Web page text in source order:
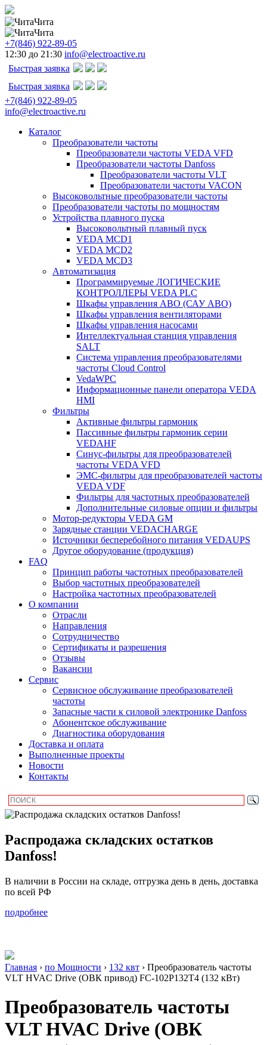
Чита
Чита
+7(846) 922-89-05
12:30 до 21:30 info@electroactive.ru
Быстрая заявка
Быстрая заявка
+7(846) 922-89-05
info@electroactive.ru
Каталог
Преобразователи частоты
Преобразователи частоты VEDA VFD
Преобразователи частоты Danfoss
Преобразователи частоты VLT
Преобразователи частоты VACON
Высоковольтные преобразователи частоты
Преобразователи частоты по мощностям
Устройства плавного пуска
Высоковольтный плавный пуск
VEDA MCD1
VEDA MCD2
VEDA MCD3
Автоматизация
Программируемые ЛОГИЧЕСКИЕ
КОНТРОЛЛЕРЫ VEDA PLC
Шкафы управления АВО (САУ АВО)
Шкафы управления вентиляторами
Шкафы управления насосами
Интеллектуальная станция управления
SALT
Система управления преобразователями
частоты Cloud Control
VedaWPC
Информационные панели оператора VEDA
HMI
Фильтры
Активные фильтры гармоник
Пассивные фильтры гармоник серии
VEDAHF
Синус-фильтры для преобразователей
частоты VEDA VFD
ЭМС-фильтры для преобразователей частоты
VEDA VDF
Фильтры для частотных преобразователей
Дополнительные силовые опции и фильтры
Мотор-редукторы VEDA GM
Зарядные станции VEDACHARGE
Источники бесперебойного питания VEDAUPS
Другое оборудование (продукция)
FAQ
Принцип работы частотных преобразователей
Выбор частотных преобразователей
Настройка частотных преобразователей
О компании
Отрасли
Направления
Сотрудничество
Сертификаты и разрешения
Отзывы
Вакансии
Сервис
Сервисное обслуживание преобразователей
частоты
Запасные части к силовой электронике Danfoss
Абонентское обслуживание
Диагностика оборудования
Доставка и оплата
Выполненные проекты
Новости
Контакты
Распродажа складских остатков
Danfoss!
В наличии в России на складе, отгрузка день в день, доставка
по всей РФ
подробнее
Главная › по Мощности › 132 квт › Преобразователь частоты
VLT HVAC Drive (ОВК привод) FC-102P132T4 (132 кВт)
Преобразователь частоты
VLT HVAC Drive (ОВК